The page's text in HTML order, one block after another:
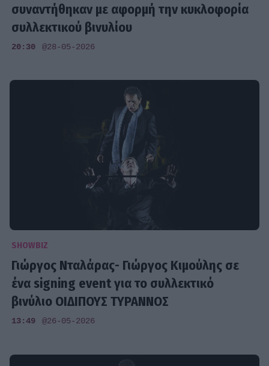
συναντήθηκαν με αφορμή την κυκλοφορία
συλλεκτικού βινυλίου
20:30 @28-05-2026
SHOWBIZ
Γιώργος Νταλάρας- Γιώργος Κιμούλης σε
ένα signing event για το συλλεκτικό
βινύλιο ΟΙΔΙΠΟΥΣ ΤΥΡΑΝΝΟΣ
13:49 @26-05-2026